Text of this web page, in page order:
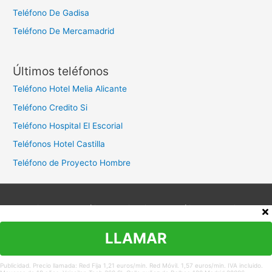
Teléfono De Gadisa
Teléfono De Mercamadrid
Últimos teléfonos
Teléfono Hotel Melia Alicante
Teléfono Credito Si
Teléfono Hospital El Escorial
Teléfonos Hotel Castilla
Teléfono de Proyecto Hombre
Aviso legal Política de privacidad
Política de cookies
Contacto
Copyright © 2026Teléfono Atención al Cliente
LLAMAR
Publicidad. Precio llamada: Red Fija 1,21 euros/min. Red Móvil. 1,57 euros/min. IVA incluido.